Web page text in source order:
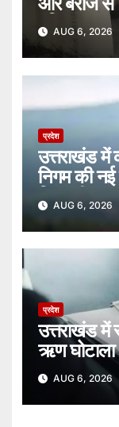
हरिद्वार।
AUG 6, 2026
प्रदेश
उत्तराखंड में
निगम की
निगरानी।
AUG 6, 2026
प्रदेश
उत्तराखंड में
ऋण
पर FIR
AUG 6, 2026